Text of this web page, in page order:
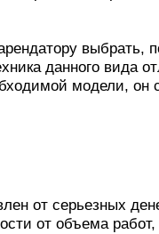
выбрать,
данного вида
модели, он
от серьезных
от объема